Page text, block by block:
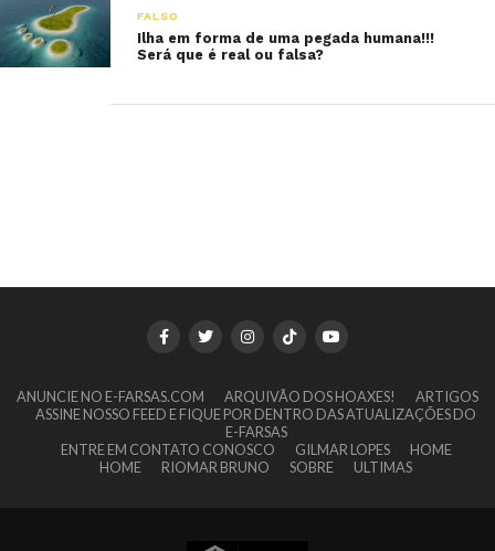
FALSO
Ilha em forma de uma pegada humana!!!
Será que é real ou falsa?
ANUNCIE NO E-FARSAS.COM ARQUIVÃO DOS HOAXES!
ARTIGOS
ASSINE NOSSO FEED E FIQUE POR DENTRO DAS ATUALIZAÇÕES DO
E-FARSAS
ENTRE EM CONTATO CONOSCO
GILMAR LOPES
HOME
HOME
RIOMAR BRUNO SOBRE ULTIMAS